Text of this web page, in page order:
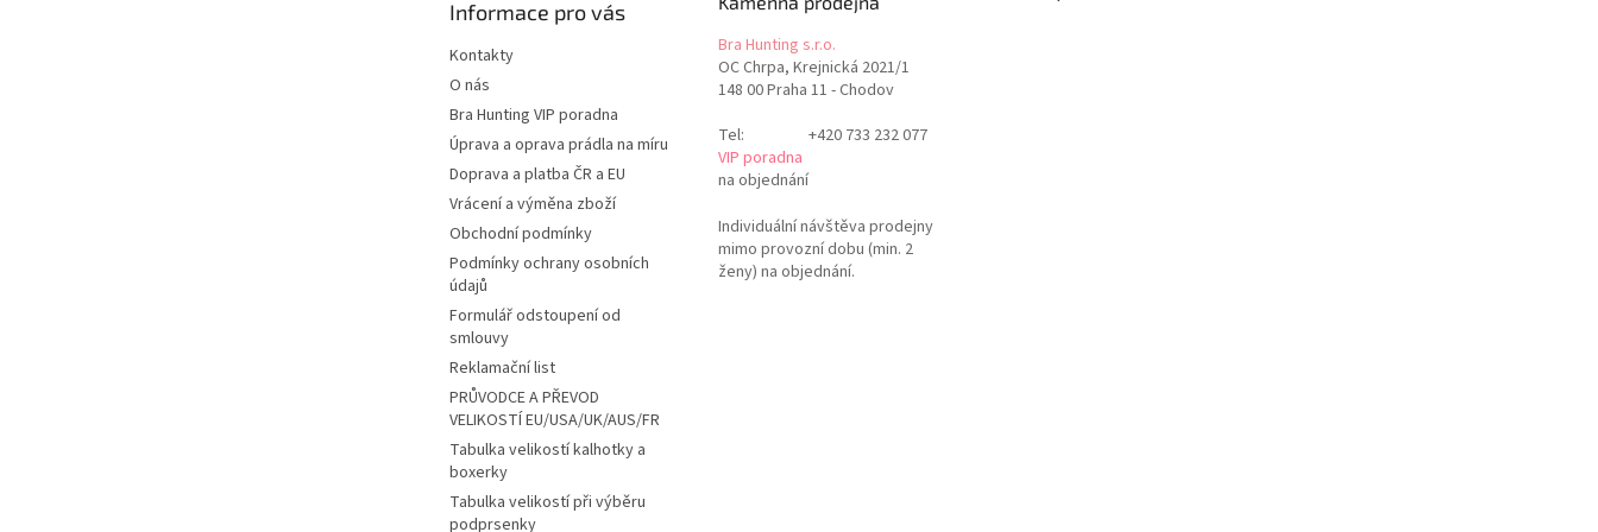
Informace pro vás
Kontakty
O nás
Bra Hunting VIP poradna
Úprava a oprava prádla na míru
Doprava a platba ČR a EU
Vrácení a výměna zboží
Obchodní podmínky
Podmínky ochrany osobních
údajů
Formulář odstoupení od
smlouvy
Reklamační list
PRŮVODCE A PŘEVOD
VELIKOSTÍ EU/USA/UK/AUS/FR
Tabulka velikostí kalhotky a
boxerky
Tabulka velikostí při výběru
podprsenky
Bra Hunting s.r.o.
OC Chrpa, Krejnická 2021/1
148 00 Praha 11 - Chodov
Tel:
+420 733 232 077
VIP poradna
na objednání
Individuální návštěva prodejny
mimo provozní dobu (min. 2
ženy) na objednání.